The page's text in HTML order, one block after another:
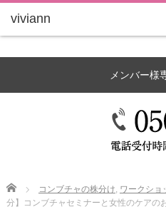
メンバー様
Home コンブチャの株分け, ワークショ
分】コンブチャセミナーと女性のケアの